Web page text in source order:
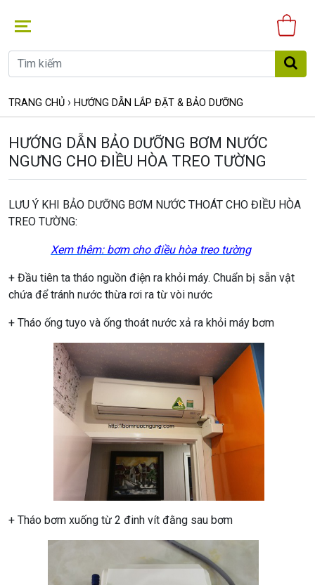
TRANG CHỦ › HƯỚNG DẪN LẮP ĐẶT & BẢO DƯỠNG
HƯỚNG DẪN BẢO DƯỠNG BƠM NƯỚC
NGƯNG CHO ĐIỀU HÒA TREO TƯỜNG
LƯU Ý KHI BẢO DƯỠNG BƠM NƯỚC THOÁT CHO ĐIỀU HÒA
TREO TƯỜNG:
Xem thêm: bơm cho điều hòa treo tường
+ Đầu tiên ta tháo nguồn điện ra khỏi máy. Chuẩn bị sẵn vật
chứa để tránh nước thừa rơi ra từ vòi nước
+ Tháo ống tuyo và ống thoát nước xả ra khỏi máy bơm
+ Tháo bơm xuống từ 2 đinh vít đằng sau bơm